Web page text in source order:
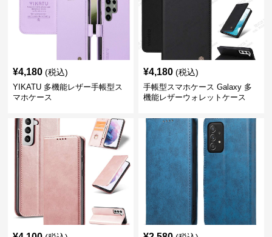
¥4,180 (税込)
YIKATU 多機能レザー手帳型ス
マホケース
¥4,180 (税込)
手帳型スマホケース Galaxy 多
機能レザーウォレットケース